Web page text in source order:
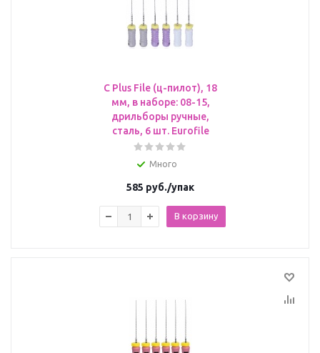
C Plus File (ц-пилот), 18
мм, в наборе: 08-15,
дрильборы ручные,
сталь, 6 шт. Eurofile
Много
585 руб./упак
В корзину